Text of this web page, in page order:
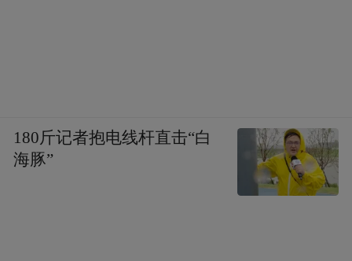
180斤记者抱电线杆直击“白
海豚”